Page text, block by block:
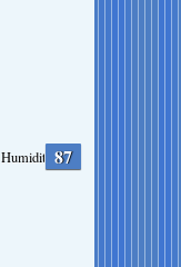
Humidity 87